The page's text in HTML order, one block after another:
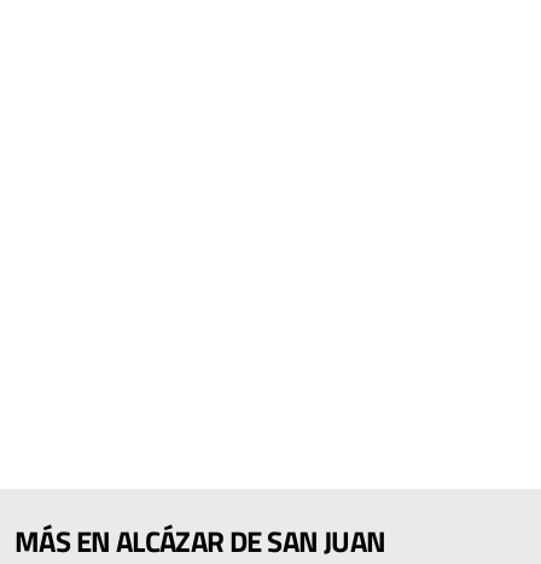
MÁS EN ALCÁZAR DE SAN JUAN